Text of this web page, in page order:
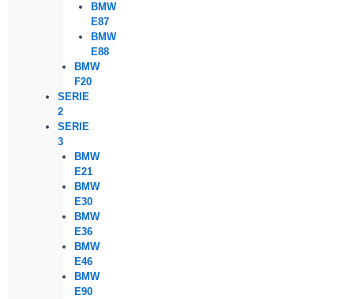
BMW
E87
BMW
E88
BMW
F20
SERIE
2
SERIE
3
BMW
E21
BMW
E30
BMW
E36
BMW
E46
BMW
E90